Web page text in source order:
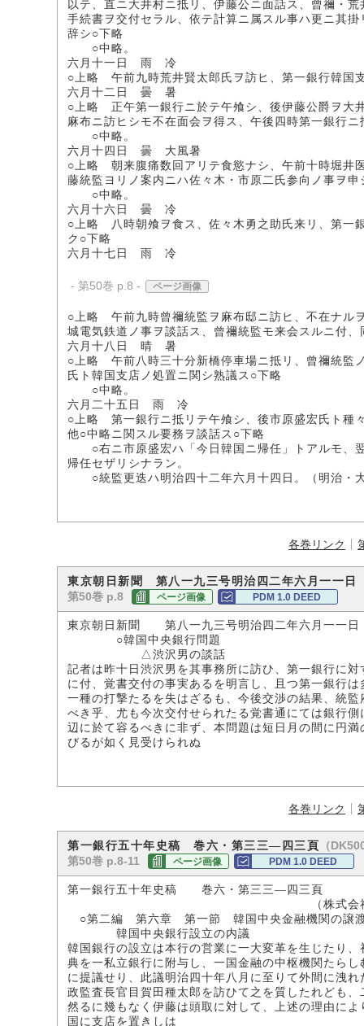
以テ、直ニ大井村ニ抵リ、伊藤公ニ面話ス、曾禰・
手続書ヲ交付セラル、依テ計算ニ属スル事ハ更ニ其
辞シ○下略
○中略。
六月十一日 雨 冷
○上略 午前九時荒井賢太郎氏ヲ訪ヒ、第一銀行韓国
六月十二日 曇 暑
○上略 正午第一銀行ニ於テ午飧シ、後伊藤公爵ヲ大
麻布ニ訪ヒシモ不在面会ヲ得ス、午後四時第一銀行
○中略。
六月十四日 曇 大風暑
○上略 朝来腹痛数回アリテ食慾ナシ、午前十時堀井
藤統監ヨリノ案内ニハ佐々木・市原二氏参向ノ事ヲ申
○中略。
六月十六日 曇 冷
○上略 八時朝飧ヲ食ス、佐々木勇之助氏来リ、第一
ク○下略
六月十七日 雨 冷
- 第50巻 p.8 - ページ画像
○上略 午前九時曾禰統監ヲ麻布邸ニ訪ヒ、不在ナル
城電気鉄道ノ事ヲ談話ス、曾禰統監モ来会スルニ付
六月十八日 晴 暑
○上略 午前八時三十分新橋停車場ニ抵リ、曾禰統監
氏ト韓国支店ノ処置ニ関シ熟議ス○下略
○中略。
六月二十五日 雨 冷
○上略 第一銀行ニ抵リテ午飧シ、後市原盛宏氏ト種
他○中略ニ関スル要務ヲ談話ス○下略
○右ニ市原盛宏ハ「今日韓国ニ帰任」トアルモ、
帰任セザリシナラン。
○統監更迭ハ明治四十二年六月十四日。（明治・
各巻リンク
東京朝日新聞 第八一九三号明治四二年六月一一
第50巻 p.8 ページ画像 PDM 1.0 DEED
東京朝日新聞 第八一九三号明治四二年六月一一日
○韓国中央銀行問題
△渋沢男の談話
記者は昨十日渋沢男を其事務所に訪ひ、第一銀行に
に付、覚書交付の事実あるを明言し、且つ第一銀行
一種の打撃たるを失はざるも、今後交渉の結果、統
べき乎、尤も今次交付せられたる覚書通にては銀行
辺に於て容るべきに非ず、本問題は短日月の間に円
びるが如く見受けられぬ
各巻リンク
第一銀行五十年史稿 巻六・第三三―四三頁
（
第50巻 p.8-11
ページ画像 PDM 1.0 DEED
第一銀行五十年史稿 巻六・第三三―四三頁
（株式会社第一銀
○第二編 第六章 第一節 韓国中央金融機関の譲
韓国中央銀行設立の内議
韓国銀行の設立は本行の営業に一大変革を生じたり
典を一私立銀行に附与し、一国金融の中枢機関たら
に提議せり、此議明治四十年八月に至りて外間に洩
政監査長官目賀田種太郎を訪ひて之を質したれども
然るに幾もなく伊藤は頭取に対して、上述の理由に
国に支店を置きしは